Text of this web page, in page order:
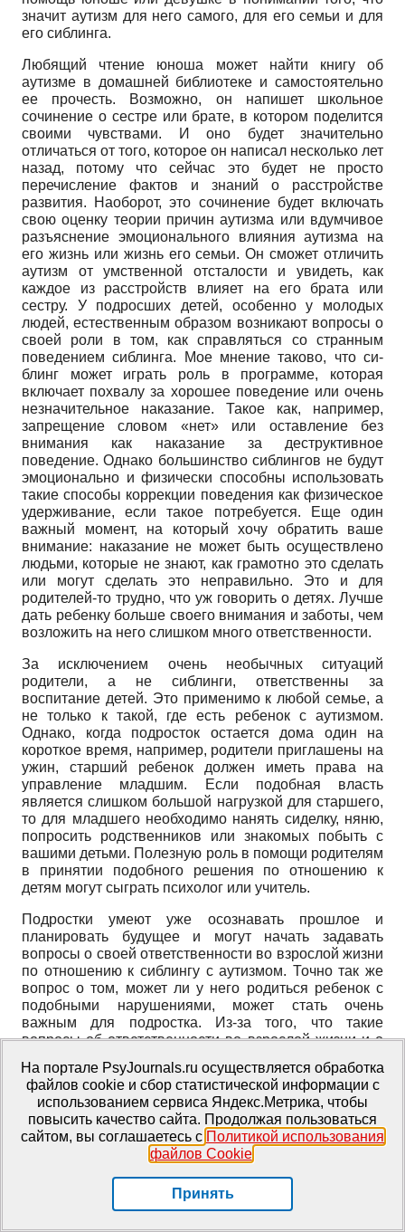
значит аутизм для него самого, для его семьи и для
его сиблинга.
Любящий чтение юноша может найти книгу об
аутизме в домашней библиотеке и самостоятельно
ее прочесть. Возможно, он напишет школьное
сочинение о сестре или брате, в котором поделится
своими чувствами. И оно будет значительно
отличаться от того, которое он написал несколько лет
назад, потому что сейчас это будет не просто
перечисление фактов и знаний о расстройстве
развития. Наоборот, это сочинение будет включать
свою оценку теории причин аутизма или вдумчивое
разъяснение эмоционального влияния аутизма на
его жизнь или жизнь его семьи. Он сможет отличить
аутизм от умственной отсталости и увидеть, как
каждое из расстройств влияет на его брата или
сестру. У подросших детей, особенно у молодых
людей, естественным образом возникают вопросы о
своей роли в том, как справляться со странным
поведением сиблинга. Мое мнение таково, что си-
блинг может играть роль в программе, которая
включает похвалу за хорошее поведение или очень
незначительное наказание. Такое как, например,
запрещение словом «нет» или оставление без
внимания как наказание за деструктивное
поведение. Однако большинство сиблингов не будут
эмоционально и физически способны использовать
такие способы коррекции поведения как физическое
удерживание, если такое потребуется. Еще один
важный момент, на который хочу обратить ваше
внимание: наказание не может быть осуществлено
людьми, которые не знают, как грамотно это сделать
или могут сделать это неправильно. Это и для
родителей-то трудно, что уж говорить о детях. Лучше
дать ребенку больше своего внимания и заботы, чем
возложить на него слишком много ответственности.
За исключением очень необычных ситуаций
родители, а не сиблинги, ответственны за
воспитание детей. Это применимо к любой семье, а
не только к такой, где есть ребенок с аутизмом.
Однако, когда подросток остается дома один на
короткое время, например, родители приглашены на
ужин, старший ребенок должен иметь права на
управление младшим. Если подобная власть
является слишком большой нагрузкой для старшего,
то для младшего необходимо нанять сиделку, няню,
попросить родственников или знакомых побыть с
вашими детьми. Полезную роль в помощи родителям
в принятии подобного решения по отношению к
детям могут сыграть психолог или учитель.
Подростки умеют уже осознавать прошлое и
планировать будущее и могут начать задавать
вопросы о своей ответственности во взрослой жизни
по отношению к сиблингу с аутизмом. Точно так же
вопрос о том, может ли у него родиться ребенок с
подобными нарушениями, может стать очень
важным для подростка. Из-за того, что такие
вопросы об ответственности во взрослой жизни и о
довольно часто, родители могут сами первыми
инициировать общение на подобные темы, давая
нужную информацию, если ребенок открыт для
такого общения. Ответы на вопросы о наследовании
аутизма может дать специалист, знакомый с данной
патологией и находящийся в курсе последних
открытий в области наследования аутизма.
Такие сомнения иногда могут осложнять жизнь
молодого человека, мешают задавать родителям
На портале PsyJournals.ru осуществляется обработка
файлов cookie и сбор статистической информации с
использованием сервиса Яндекс.Метрика, чтобы
повысить качество сайта. Продолжая пользоваться
сайтом, вы соглашаетесь с Политикой использования
файлов Cookie.
Принять